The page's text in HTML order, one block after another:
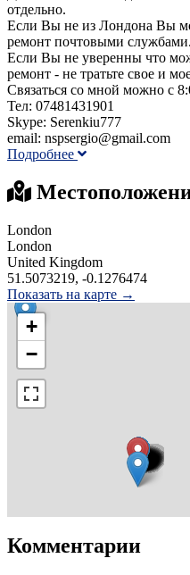
отдельно.
Если Вы не из Лондона Вы
ремонт почтовыми службами.
Если Вы не уверенны что
ремонт - не тратьте свое и
Связаться со мной можно c
Тел: 07481431901
Skype: Serenkiu777
email: nspsergio@gmail.com
Подробнее
London
London
United Kingdom
51.5073219, -0.1276474
Показать на карте →
+
−
Комментарии